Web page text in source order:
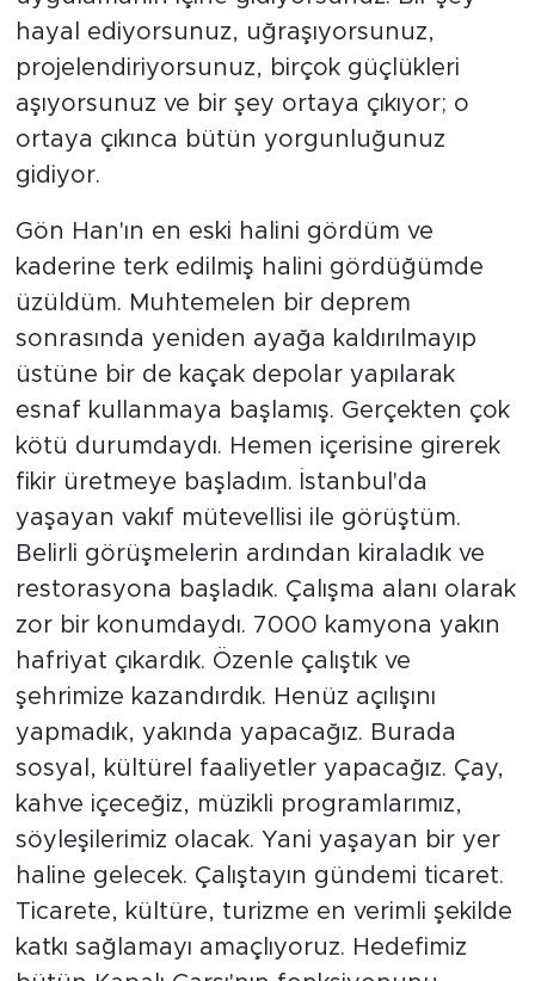
hayal ediyorsunuz, uğraşıyorsunuz,
projelendiriyorsunuz, birçok güçlükleri
aşıyorsunuz ve bir şey ortaya çıkıyor; o
ortaya çıkınca bütün yorgunluğunuz
gidiyor.
Gön Han'ın en eski halini gördüm ve
kaderine terk edilmiş halini gördüğümde
üzüldüm. Muhtemelen bir deprem
sonrasında yeniden ayağa kaldırılmayıp
üstüne bir de kaçak depolar yapılarak
esnaf kullanmaya başlamış. Gerçekten çok
kötü durumdaydı. Hemen içerisine girerek
fikir üretmeye başladım. İstanbul'da
yaşayan vakıf mütevellisi ile görüştüm.
Belirli görüşmelerin ardından kiraladık ve
restorasyona başladık. Çalışma alanı olarak
zor bir konumdaydı. 7000 kamyona yakın
hafriyat çıkardık. Özenle çalıştık ve
şehrimize kazandırdık. Henüz açılışını
yapmadık, yakında yapacağız. Burada
sosyal, kültürel faaliyetler yapacağız. Çay,
kahve içeceğiz, müzikli programlarımız,
söyleşilerimiz olacak. Yani yaşayan bir yer
haline gelecek. Çalıştayın gündemi ticaret.
Ticarete, kültüre, turizme en verimli şekilde
katkı sağlamayı amaçlıyoruz. Hedefimiz